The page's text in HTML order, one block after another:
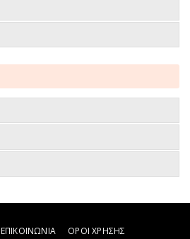
ΕΠΙΚΟΙΝΩΝΙΑ
ΟΡΟΙ ΧΡΗΣΗΣ